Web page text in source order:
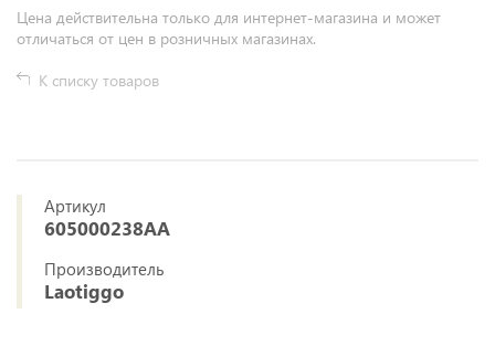
Цена действительна только для интернет-магазина и может
отличаться от цен в розничных магазинах.
К списку товаров
Артикул
605000238AA
Производитель
Laotiggo